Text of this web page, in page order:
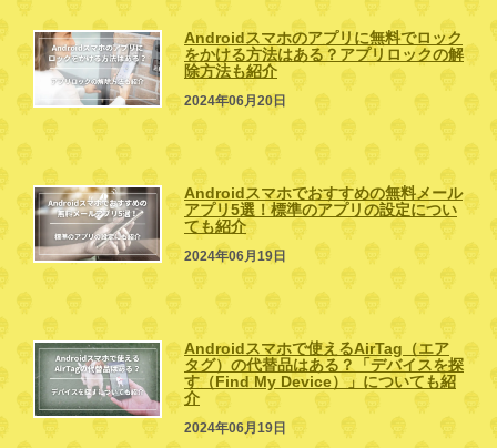
Androidスマホのアプリに無料でロック
をかける方法はある？アプリロックの解
除方法も紹介
2024年06月20日
Androidスマホでおすすめの無料メール
アプリ5選！標準のアプリの設定につい
ても紹介
2024年06月19日
Androidスマホで使えるAirTag（エア
タグ）の代替品はある？「デバイスを探
す（Find My Device）」についても紹
介
2024年06月19日